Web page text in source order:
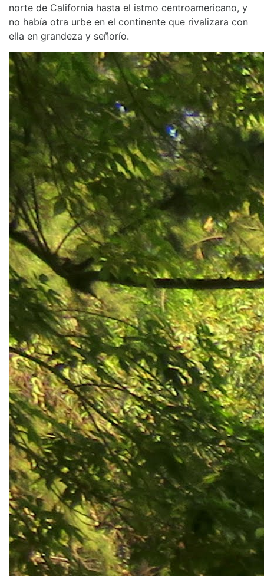
norte de California hasta el istmo centroamericano, y
no había otra urbe en el continente que rivalizara con
ella en grandeza y señorío.